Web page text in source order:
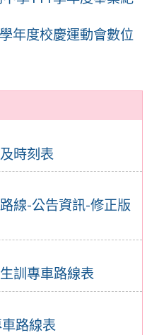
時刻表
線-公告資訊-修正版
訓專車路線表
路線表
年度校慶運動會數位